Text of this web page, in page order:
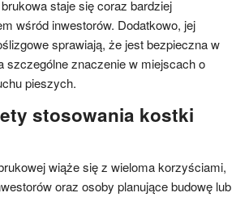
staje się coraz bardziej
wśród inwestorów. Dodatkowo, jej
sprawiają, że jest bezpieczna w
szczególne znaczenie w miejscach o
pieszych.
stosowania kostki
wiąże się z wieloma korzyściami,
oraz osoby planujące budowę lub